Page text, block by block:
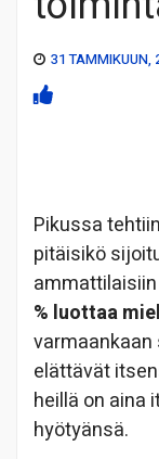
31 TAMMIKUUN,
Pikussa
pitäisikö
% luottaa
elättävät
heillä on aina
hyötyänsä.